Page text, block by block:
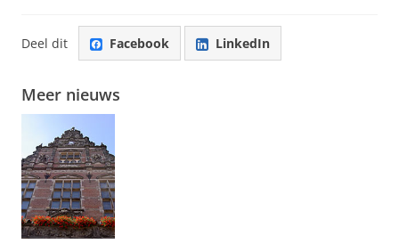
Deel dit Facebook LinkedIn
Meer nieuws